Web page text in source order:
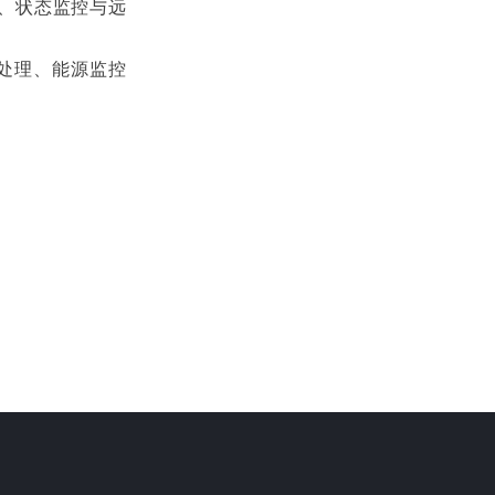
状态监控与远
理、能源监控